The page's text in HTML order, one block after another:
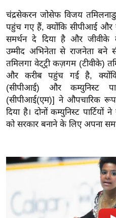
शे
ष
ज्ञ
रा
य
ब
ज
ट
खे
के
I
चंद्रसेकरन जोसेफ विजय
पहुंच गए हैं, क्योंकि सीपीआई और
समर्थन दे दिया है और
उम्मीद अभिनेता से राजनेता बने
तमिलगा वेट्ट्री कज़गम (टीवीके)
और करीब पहुंच गई है, क्योंकि
(सीपीआई) और कम्युनिस्ट
(सीपीआई(एम)] ने औपचारिक रूप
दिया है। दोनों कम्युनिस्ट
को सरकार बनाने के लिए अपना